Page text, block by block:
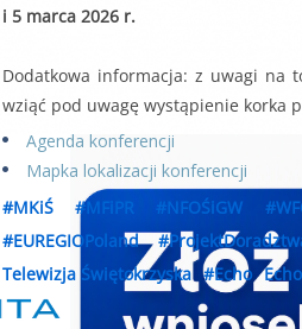
i 5 marca 2026 r.
Dodatkowa informacja: z uwagi na
wziąć pod uwagę wystąpienie korka
Agenda konferencji
Mapka lokalizacji konferencji
#MKiŚ
#MFiPR #NFOŚiGW
#EUREGIOPoland
Telewizja Świętokrzyska #Echo